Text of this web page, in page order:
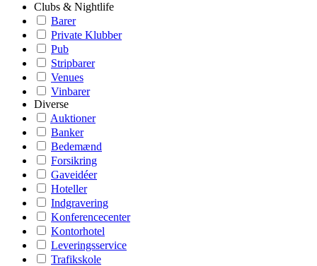
Clubs & Nightlife
Barer
Private Klubber
Pub
Stripbarer
Venues
Vinbarer
Diverse
Auktioner
Banker
Bedemænd
Forsikring
Gaveidéer
Hoteller
Indgravering
Konferencecenter
Kontorhotel
Leveringsservice
Trafikskole